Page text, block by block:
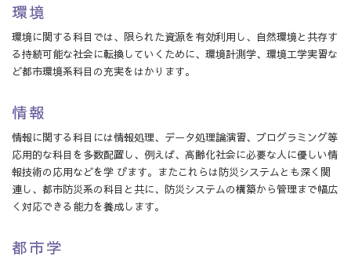
環境
環境に関する科目では、限られた資源を有効利用し、自然環境と共存す
る持続可能な社会に転換していくために、環境計測学、環境工学実習な
ど都市環境系科目の充実をはかります。
情報
情報に関する科目には情報処理、データ処理論演習、プログラミング等
応用的な科目を多数配置し、例えば、高齢化社会に必要な人に優しい情
報技術の応用などを学 びます。またこれらは防災システムとも深く関
連し、都市防災系の科目と共に、防災システムの構築から管理まで幅広
く対応できる能力を養成します。
都市学